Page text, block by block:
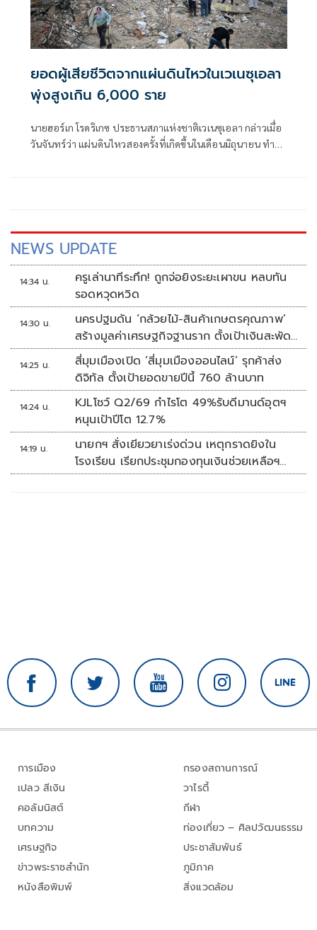
ยอดผู้เสียชีวิตจากแผ่นดินไหวในเวเนซุเอลา
พุ่งสูงเกิน 6,000 ราย
นายฮอร์เก โรดริเกซ ประธานสภาแห่งชาติเวเนซุเอลา กล่าวเมื่อ
วันจันทร์ว่า แผ่นดินไหวสองครั้งที่เกิดขึ้นในเดือนมิถุนายน ทำให้
NEWS UPDATE
14:34 น.
ครูเล่านาทีระทึก! ถูกจ่อยิงระยะเผาขน หลบทัน
รอดหวุดหวิด
14:30 น.
นครปฐมดัน ‘กล้วยไม้-สินค้าเกษตรคุณภาพ’
สร้างมูลค่าเศรษฐกิจฐานราก ตั้งเป้าเงินสะพัด
10 ล้านบาท
14:25 น.
สี่มุมเมืองเปิด ‘สี่มุมเมืองออนไลน์’ รุกค้าส่ง
ดิจิทัล ตั้งเป้ายอดขายปีนี้ 760 ล้านบาท
14:24 น.
KJLโชว์ Q2/69 กำไรโต 49%รับดีมานด์อุตฯ
หนุนเป้าปีโต 12.7%
14:19 น.
นายกฯ สั่งเยียวยาเร่งด่วน เหตุกราดยิงใน
โรงเรียน เรียกประชุมกองทุนเงินช่วยเหลือฯ
ทันที
การเมือง
เปลว สีเงิน
คอลัมนิสต์
บทความ
เศรษฐกิจ
ข่าวพระราชสำนัก
หนังสือพิมพ์
กรองสถานการณ์
วาไรตี้
กีฬา
ท่องเที่ยว – ศิลปวัฒนธรรม
ประชาสัมพันธ์
ภูมิภาค
สิ่งแวดล้อม